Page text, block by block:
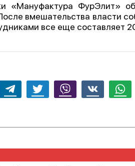
«Мануфактура ФурЭлит»
вмешательства власти
все еще составляет
Telegram Twitter Viber